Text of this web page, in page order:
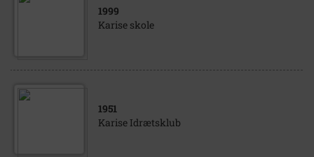
1999
Karise skole
1951
Karise Idrætsklub